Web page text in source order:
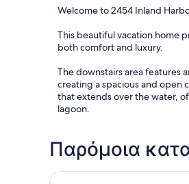
Welcome to 2454 Inland
This beautiful vacation home
both comfort and luxury.
The downstairs area features
creating a spacious and open
that extends over the water,
lagoon.
suite bathroom adds an extra
queen-sized beds and its
Παρόμοια
1625 Port Villas: Water